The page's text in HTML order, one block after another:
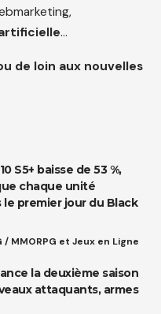
…
de loin aux nouvelles
S5+ baisse de 53 %,
chaque unité
le premier jour du Black
/ MMORPG et Jeux en Ligne
la deuxième saison
attaquants, armes